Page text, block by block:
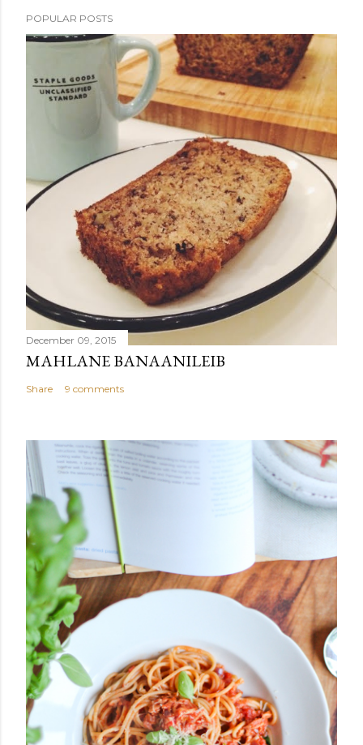
POPULAR POSTS
December 09, 2015
MAHLANE BANAANILEIB
Share 9 comments